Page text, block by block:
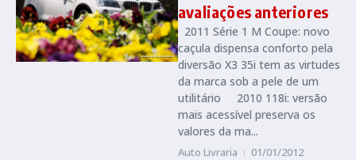
avaliações anteriores
2011 Série 1 M Coupe: novo
caçula dispensa conforto pela
diversão X3 35i tem as virtudes
da marca sob a pele de um
utilitário 2010 118i: versão
mais acessível preserva os
valores da ma...
Auto Livraria 01/01/2012